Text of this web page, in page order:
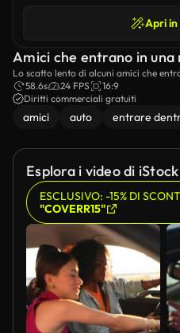
Apri in
Amici che entrano in una
Lo scatto lento di alcuni amici che
58.6s
24 FPS
16:9
Diritti commerciali gratuiti
amici auto entrare
Esplora i video di iStock
ESCLUSIVO: -15% DI
"COVERR15"